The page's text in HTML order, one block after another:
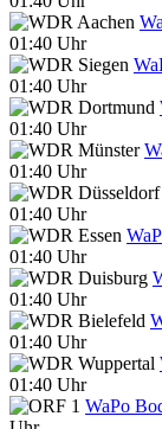
01:40 Uhr
01:40 Uhr
01:40 Uhr
01:40 Uhr
01:40 Uhr
01:40 Uhr
01:40 Uhr
01:40 Uhr
01:40 Uhr
WaPo